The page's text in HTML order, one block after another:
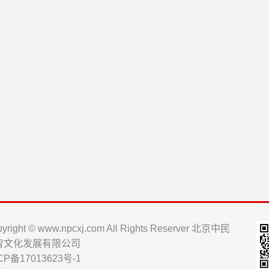
© www.npcxj.com All Rights Reserver 北京中民
文化发展有限公司
备17013623号-1